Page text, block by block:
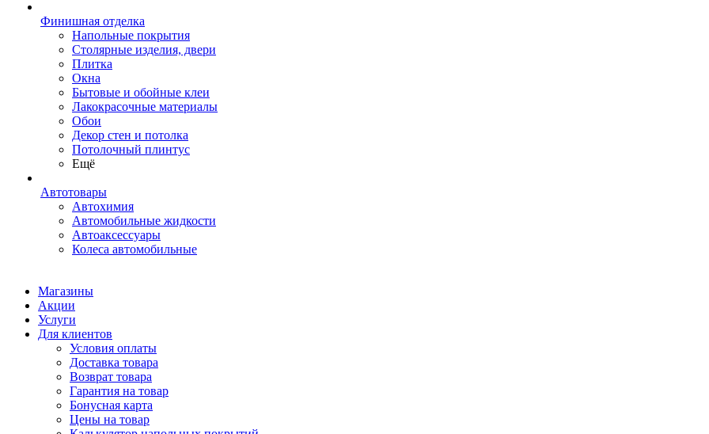
Финишная отделка
Напольные покрытия
Столярные изделия, двери
Плитка
Окна
Бытовые и обойные клеи
Лакокрасочные материалы
Обои
Декор стен и потолка
Потолочный плинтус
Ещё
Автотовары
Автохимия
Автомобильные жидкости
Автоаксессуары
Колеса автомобильные
Магазины
Акции
Услуги
Для клиентов
Условия оплаты
Доставка товара
Возврат товара
Гарантия на товар
Бонусная карта
Цены на товар